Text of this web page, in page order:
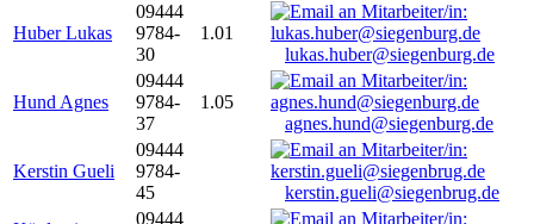
Huber Lukas
09444
9784-
30
1.01
lukas.huber@siegenburg.de
Hund Agnes
09444
9784-
37
1.05
agnes.hund@siegenburg.de
Kerstin Gueli
09444
9784-
45
kerstin.gueli@siegenbrug.de
09444